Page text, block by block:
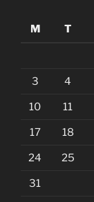
M
T
3 4
10 11
17 18
24 25
31